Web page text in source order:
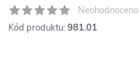
Neohodnoceno
Kód produktu: 981.01